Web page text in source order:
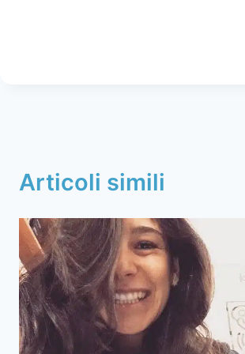
Articoli simili